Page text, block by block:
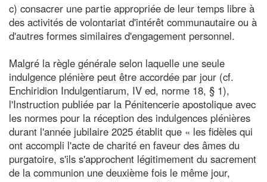
c) consacrer une partie appropriée de leur temps libre à
des activités de volontariat d'intérêt communautaire ou à
d'autres formes similaires d'engagement personnel.
Malgré la règle générale selon laquelle une seule
indulgence plénière peut être accordée par jour (cf.
Enchiridion Indulgentiarum, IV ed, norme 18, § 1),
l'Instruction publiée par la Pénitencerie apostolique avec
les normes pour la réception des indulgences plénières
durant l'année jubilaire 2025 établit que « les fidèles qui
ont accompli l'acte de charité en faveur des âmes du
purgatoire, s'ils s'approchent légitimement du sacrement
de la communion une deuxième fois le même jour,